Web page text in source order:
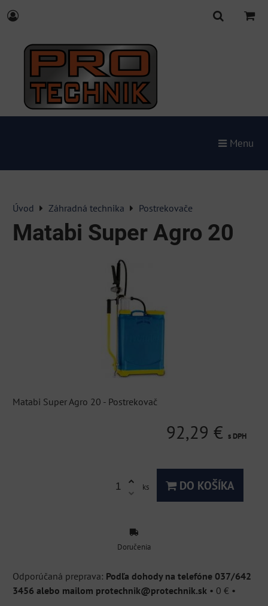
Menu
Úvod Záhradná technika Postrekovače
Matabi Super Agro 20
Matabi Super Agro 20 - Postrekovač
92,29 € s DPH
ks DO KOŠÍKA
Doručenia
Podľa dohody na telefóne 037/642
3456 alebo mailom protechnik@protechnik.sk • 0 € •